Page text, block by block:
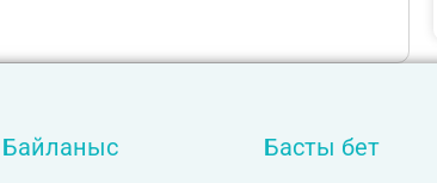
Байланыс Басты бет